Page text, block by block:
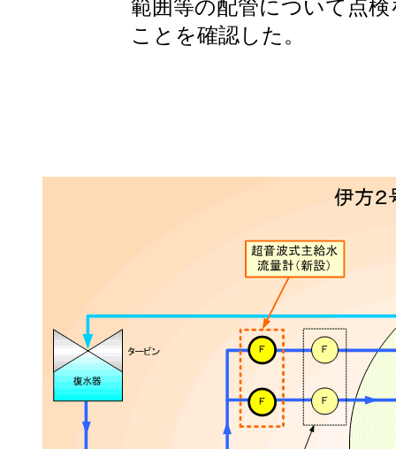
範囲等の配管について点
ことを確認した。